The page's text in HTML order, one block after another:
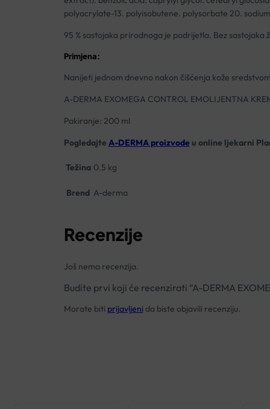
polyacrylate-13. polyisobutene. polysorbate 20.
95 % sastojaka prirodnoga je podrijetla. Bez
Primjena:
Nanijeti jednom dnevno nakon čišćenja kože
A-DERMA EXOMEGA CONTROL EMOLIJENTNA
Pakiranje: 200 ml
Pogledajte A-DERMA proizvodeu online ljekarni
Težina 0.5 kg
Brend A-derma
Recenzije
Još nema recenzija.
Budite prvi koji će recenzirati “A-DERMA
Morate biti prijavljeni da biste objavili recenziju.